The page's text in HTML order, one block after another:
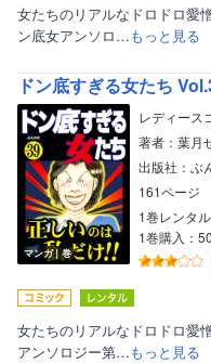
女たちのリアルなドロドロ愛
ン底女アンソロ…もっと見る
ドン底すぎる女たち
マンガ｜巻
レディース
著者：葉月
出版社：ぶ
161ページ
1巻レンタ
1巻購入：
女たちのリアルなドロドロ愛
アンソロジー第…もっと見る